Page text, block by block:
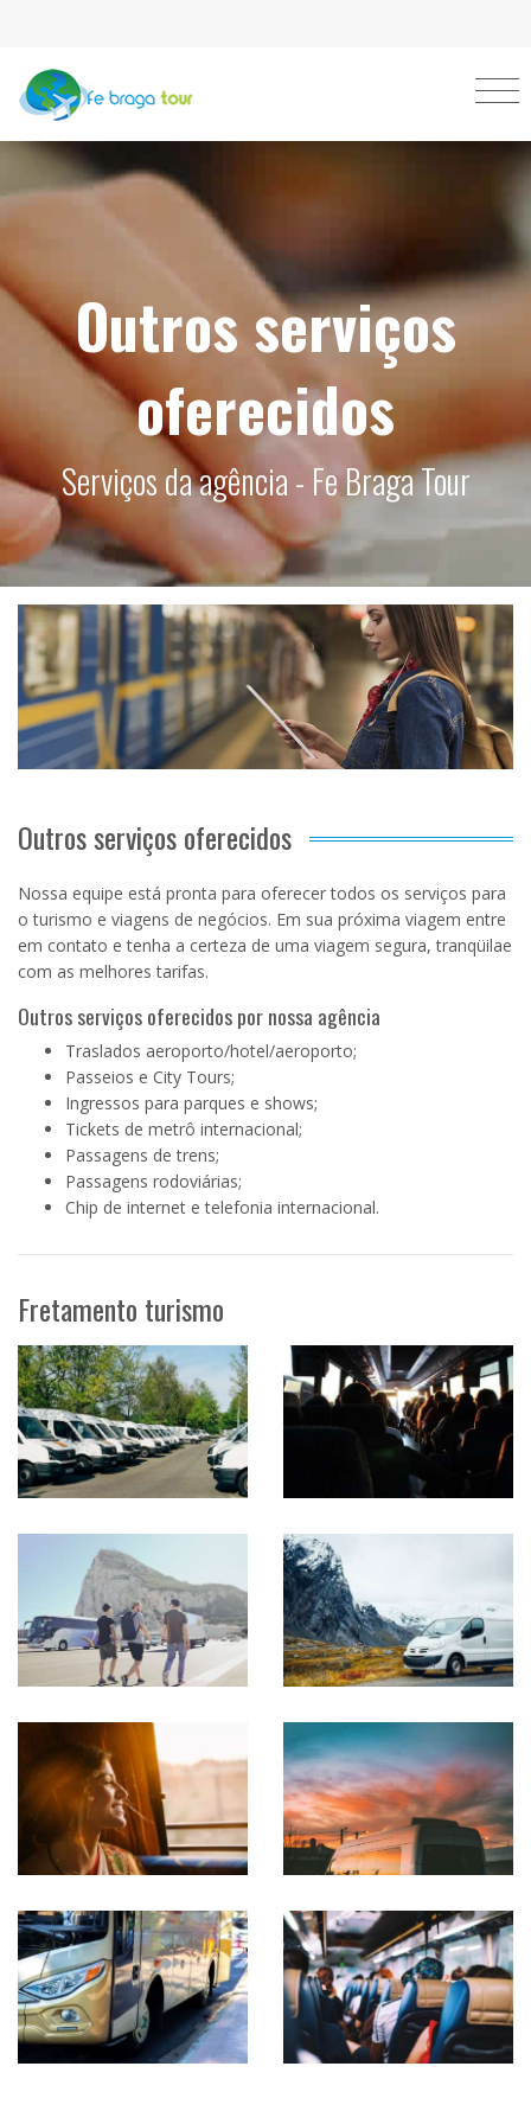
Outros serviços
oferecidos
Serviços da agência - Fe Braga Tour
Outros serviços oferecidos
Nossa equipe está pronta para oferecer todos os serviços para
o turismo e viagens de negócios. Em sua próxima viagem entre
em contato e tenha a certeza de uma viagem segura, tranqüilae
com as melhores tarifas.
Outros serviços oferecidos por nossa agência
Traslados aeroporto/hotel/aeroporto;
Passeios e City Tours;
Ingressos para parques e shows;
Tickets de metrô internacional;
Passagens de trens;
Passagens rodoviárias;
Chip de internet e telefonia internacional.
Fretamento turismo